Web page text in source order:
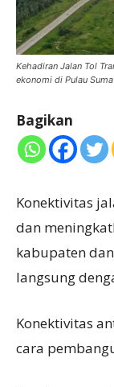
Kehadiran Jalan Tol
ekonomi di Pulau
Bagikan
Konektivitas
dan
kabupaten
langsung
Konektivitas
cara